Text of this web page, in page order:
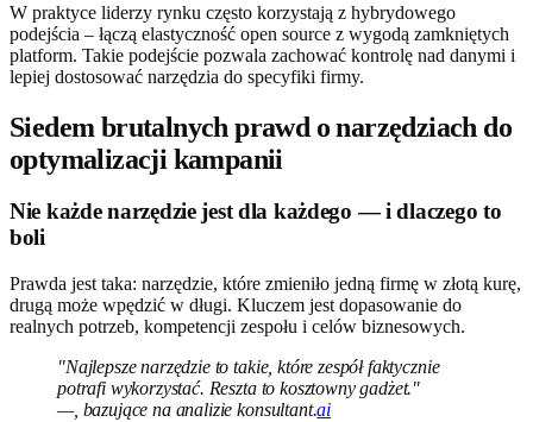
W praktyce liderzy rynku często korzystają z hybrydowego
podejścia – łączą elastyczność open source z wygodą zamkniętych
platform. Takie podejście pozwala zachować kontrolę nad danymi i
lepiej dostosować narzędzia do specyfiki firmy.
Siedem brutalnych prawd o narzędziach do
optymalizacji kampanii
Nie każde narzędzie jest dla każdego — i dlaczego to
boli
Prawda jest taka: narzędzie, które zmieniło jedną firmę w złotą kurę,
drugą może wpędzić w długi. Kluczem jest dopasowanie do
realnych potrzeb, kompetencji zespołu i celów biznesowych.
"Najlepsze narzędzie to takie, które zespół faktycznie
potrafi wykorzystać. Reszta to kosztowny gadżet."
—, bazujące na analizie konsultant.ai